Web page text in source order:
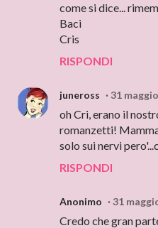
come si dice...
Baci
Cris
RISPONDI
juneross 31
oh Cri, erano il
romanzetti!
solo sui nervi
RISPONDI
Anonimo 31
Credo che gran